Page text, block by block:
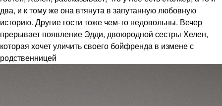
два, и к тому же она втянута в запутанную любовную
историю. Другие гости тоже чем-то недовольны. Вечер
прерывает появление Эдди, двоюродной сестры Хелен,
которая хочет уличить своего бойфренда в измене с
родственницей